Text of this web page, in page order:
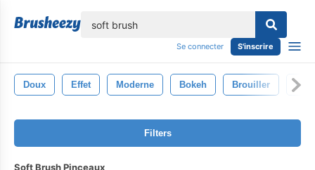
Se connecter S'inscrire
Doux Effet Moderne Bokeh Brouiller
Filters
Soft Brush Pinceaux